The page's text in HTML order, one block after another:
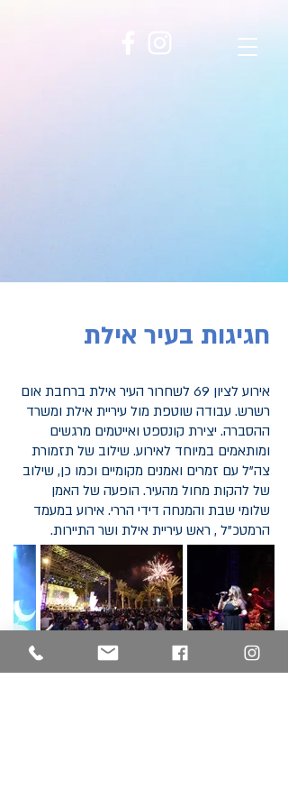
חגיגות בעיר אילת
אירוע לציון 69 לשחרור העיר אילת ברחבת אום
רשרש. עבודה שוטפת מול עיריית אילת ומשרד
ההסברה. יצירת קונספט ואייטמים מרגשים
ומותאמים במיוחד לאירוע. שילוב של תזמורת
צה"ל עם זמרים ואמנים מקומיים וכמו כן, שילוב
של להקות מחול מהעיר. הופעה של האמן
שלומי שבת והמנחה דידי הררי. אירוע במעמד
הרמטכ"ל , ראש עיריית אילת ושר התיירות.